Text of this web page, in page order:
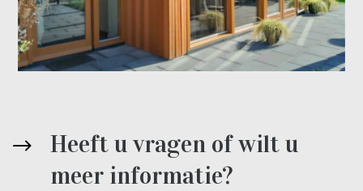
Heeft u vragen of wilt u
meer informatie?